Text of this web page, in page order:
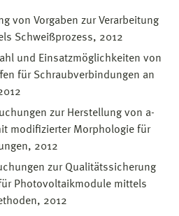
von Vorgaben zur Verarbeitung
Schweißprozess, 2012
und Einsatzmöglichkeiten von
für Schraubverbindungen an
zur Herstellung von a-
modifizierter Morphologie für
2012
zur Qualitätssicherung
Photovoltaikmodule mittels
2012